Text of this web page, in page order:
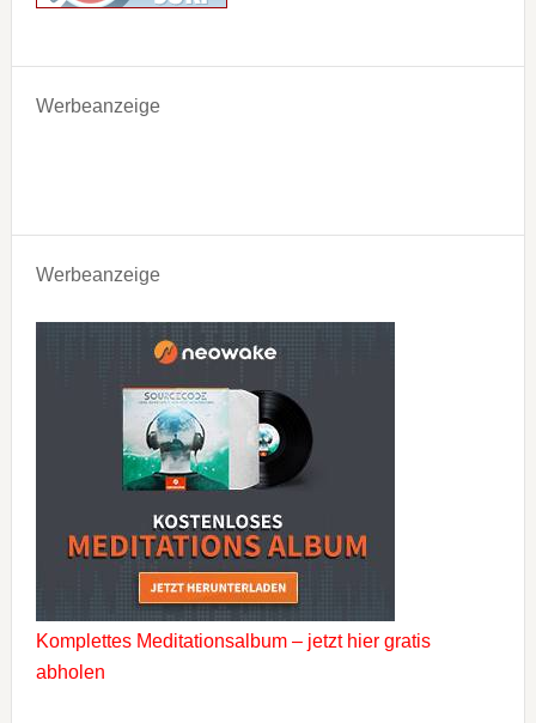
Werbeanzeige
Werbeanzeige
Komplettes Meditationsalbum – jetzt hier gratis
abholen